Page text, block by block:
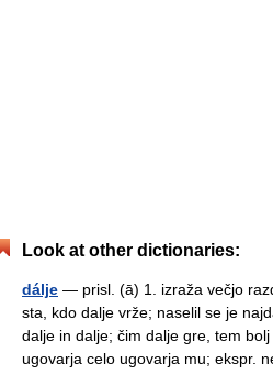
Look at other dictionaries:
dálje — prisl. (ā) 1. izraža večjo
sta, kdo dalje vrže; naselil se je
dalje in dalje; čim dalje gre, tem
ugovarja celo ugovarja mu;